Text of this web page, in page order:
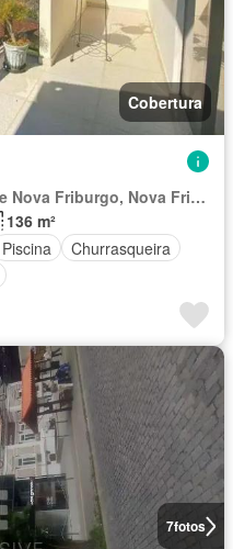
Cobertura
Região Geográfica Imediata de Nova Friburgo, Nova Friburgo
136 m²
Piscina
Churrasqueira
7fotos